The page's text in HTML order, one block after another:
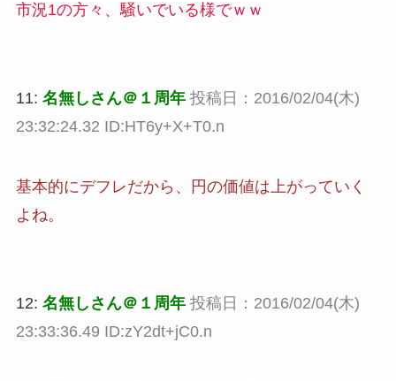
市況1の方々、騒いでいる様でｗｗ
11: 名無しさん＠１周年 投稿日：2016/02/04(木)
23:32:24.32 ID:HT6y+X+T0.n
基本的にデフレだから、円の価値は上がっていく
よね。
12: 名無しさん＠１周年 投稿日：2016/02/04(木)
23:33:36.49 ID:zY2dt+jC0.n